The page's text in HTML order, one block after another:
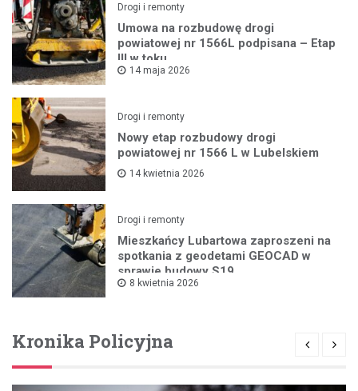
Drogi i remonty
Umowa na rozbudowę drogi
powiatowej nr 1566L podpisana – Etap
III w toku
14 maja 2026
Drogi i remonty
Nowy etap rozbudowy drogi
powiatowej nr 1566 L w Lubelskiem
14 kwietnia 2026
Drogi i remonty
Mieszkańcy Lubartowa zaproszeni na
spotkania z geodetami GEOCAD w
sprawie budowy S19
8 kwietnia 2026
Kronika Policyjna